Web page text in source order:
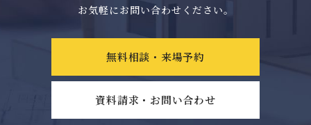
お気軽にお問い合わせください。
無料相談・来場予約
資料請求・お問い合わせ